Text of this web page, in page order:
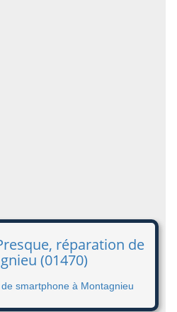
réparation de
(01470)
smartphone à Montagnieu